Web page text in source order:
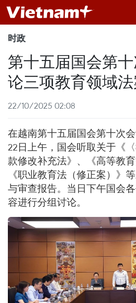
时政
第十五届国会第
论三项教育领域
22/10/2025 02:08
在越南第十五届国会第十次
22日上午，国会听取关于《
款修改补充法》、《高等教育
《职业教育法（修正案）》
与审查报告。当日下午国会
容进行分组讨论。